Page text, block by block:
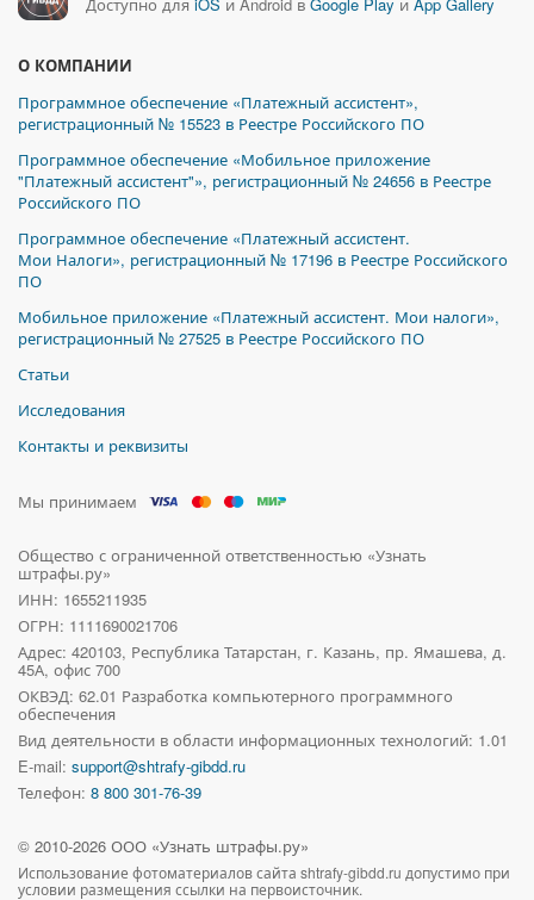
Общество с ограниченной ответственностью «Узнать
штрафы.ру»
ИНН: 1655211935
ОГРН: 1111690021706
Адрес: 420103, Республика Татарстан, г. Казань, пр. Ямашева, д.
45А, офис 700
ОКВЭД: 62.01 Разработка компьютерного программного
обеспечения
Вид деятельности в области информационных технологий: 1.01
E-mail: support@shtrafy-gibdd.ru
Телефон: 8 800 301-76-39
О КОМПАНИИ
Программное обеспечение «Платежный ассистент»,
регистрационный № 15523 в Реестре Российского ПО
Программное обеспечение «Мобильное приложение
"Платежный ассистент"», регистрационный № 24656 в Реестре
Российского ПО
Программное обеспечение «Платежный ассистент.
Мои Налоги», регистрационный № 17196 в Реестре Российского
ПО
Мобильное приложение «Платежный ассистент. Мои налоги»,
регистрационный № 27525 в Реестре Российского ПО
Статьи
Исследования
Контакты и реквизиты
Мы принимаем
© 2010-2026 ООО «Узнать штрафы.ру»
Использование фотоматериалов сайта shtrafy-gibdd.ru допустимо при
условии размещения ссылки на первоисточник.